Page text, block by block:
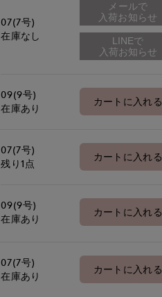
着用サイズ:09(M)
07(7号)
在庫なし
メールで
入荷お知らせ
09(9号)
在庫あり
カートに入れる
07(7号)
残り1点
カートに入れる
09(9号)
在庫あり
カートに入れる
07(7号)
在庫あり
カートに入れる